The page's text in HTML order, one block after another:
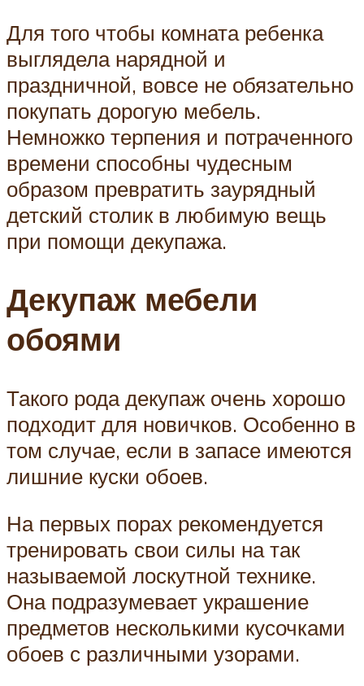
Для того чтобы комната ребенка
выглядела нарядной и
праздничной, вовсе не обязательно
покупать дорогую мебель.
Немножко терпения и потраченного
времени способны чудесным
образом превратить заурядный
детский столик в любимую вещь
при помощи декупажа.
Декупаж мебели
обоями
Такого рода декупаж очень хорошо
подходит для новичков. Особенно в
том случае, если в запасе имеются
лишние куски обоев.
На первых порах рекомендуется
тренировать свои силы на так
называемой лоскутной технике.
Она подразумевает украшение
предметов несколькими кусочками
обоев с различными узорами.